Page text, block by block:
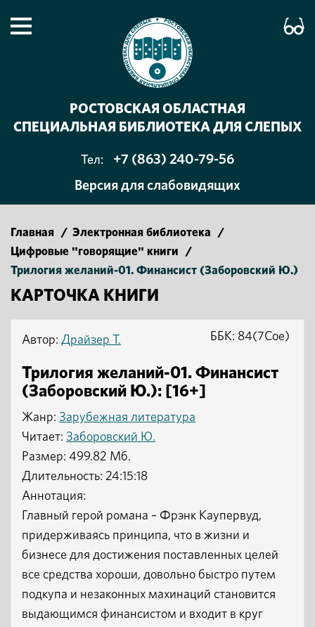
РОСТОВСКАЯ ОБЛАСТНАЯ
СПЕЦИАЛЬНАЯ БИБЛИОТЕКА ДЛЯ СЛЕПЫХ
Тел:
+7 (863) 240-79-56
Версия для слабовидящих
Главная / Электронная библиотека
/
Цифровые "говорящие" книги
/
Трилогия желаний-01. Финансист (Заборовский Ю.)
КАРТОЧКА КНИГИ
Автор: Драйзер Т.
Трилогия желаний-01. Финансист
(Заборовский Ю.): [16+]
Жанр: Зарубежная литература
Читает: Заборовский Ю.
ББК: 84(7Сое)
Размер: 499.82 Мб.
Длительность: 24:15:18
Аннотация:
Главный герой романа – Фрэнк Каупервуд,
придерживаясь принципа, что в жизни и
бизнесе для достижения поставленных целей
все средства хороши, довольно быстро путем
подкупа и незаконных махинаций становится
выдающимся финансистом и входит в круг